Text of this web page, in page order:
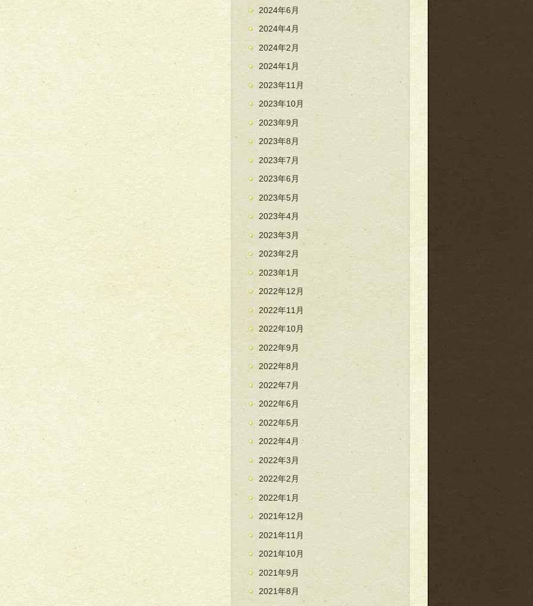
2024年6月
2024年4月
2024年2月
2024年1月
2023年11月
2023年10月
2023年9月
2023年8月
2023年7月
2023年6月
2023年5月
2023年4月
2023年3月
2023年2月
2023年1月
2022年12月
2022年11月
2022年10月
2022年9月
2022年8月
2022年7月
2022年6月
2022年5月
2022年4月
2022年3月
2022年2月
2022年1月
2021年12月
2021年11月
2021年10月
2021年9月
2021年8月